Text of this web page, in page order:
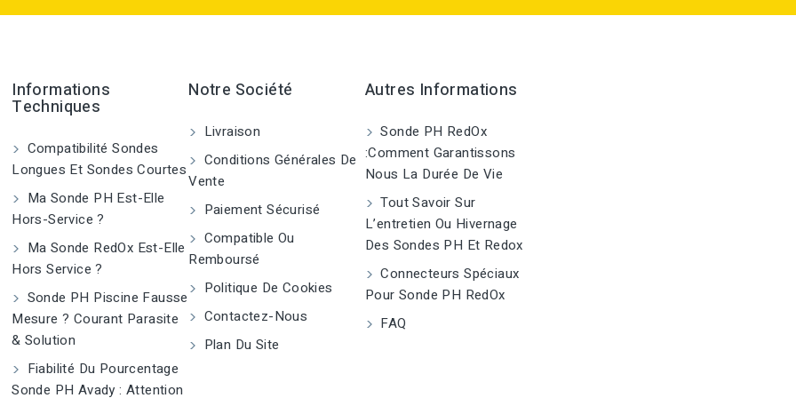
Informations
Techniques
Compatibilité Sondes
Longues Et Sondes Courtes
Ma Sonde PH Est-Elle
Hors-Service ?
Ma Sonde RedOx Est-Elle
Hors Service ?
Sonde PH Piscine Fausse
Mesure ? Courant Parasite
& Solution
Fiabilité Du Pourcentage
Sonde PH Avady : Attention
Notre Société
Livraison
Conditions Générales De
Vente
Paiement Sécurisé
Compatible Ou
Remboursé
Politique De Cookies
Contactez-Nous
Plan Du Site
Autres Informations
Sonde PH RedOx
:Comment Garantissons
Nous La Durée De Vie
Tout Savoir Sur
L’entretien Ou Hivernage
Des Sondes PH Et Redox
Connecteurs Spéciaux
Pour Sonde PH RedOx
FAQ